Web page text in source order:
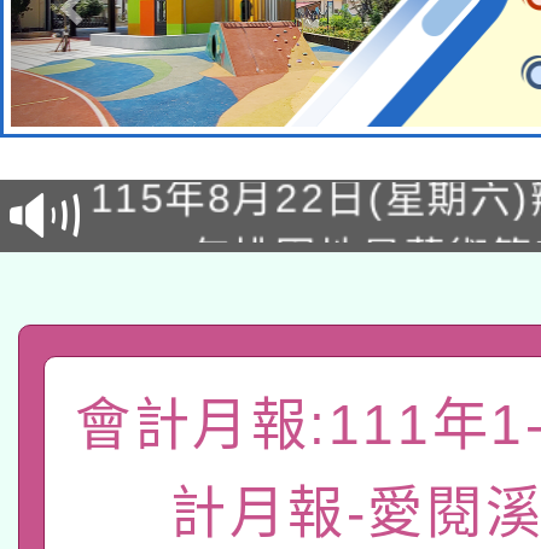
轉知經濟部水利署委託
業技術研究院辦理「
用水績優單位及節水達
動」
115年8月22日(星期六
桃園市孔廟祈福系列
開 智慧啟航」
2026年桃園地景藝術
關事宜
轉知教育部國民及學前
國立臺灣師範大學辦理
年度健康促進學校輔導
函轉國家教育研究院中
原住民族教育政策研討
轉知教育部國民及學前
會計月報:111年
計月報-愛閱